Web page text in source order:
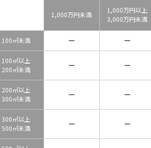
1,000万円未満
1,000万円以上
3,000万円未満
100㎡未満 － －
100㎡以上
200㎡未満
－ －
200㎡以上
300㎡未満
－ －
300㎡以上
500㎡未満
－ －